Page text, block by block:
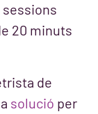
sessions
20 minuts
de
solució per